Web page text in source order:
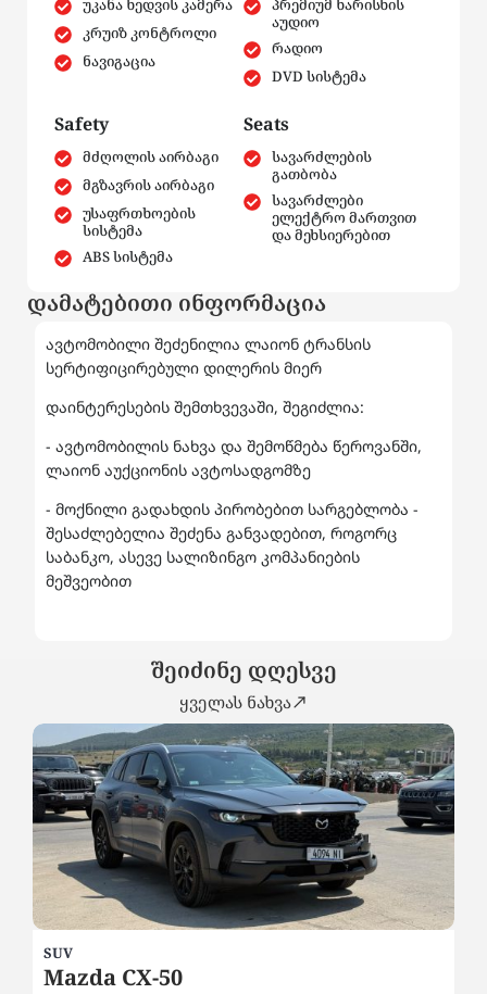
უკანა ხედვის კამერა
კრუიზ კონტროლი
ნავიგაცია
პრემიუმ ხარისხის
აუდიო
რადიო
DVD სისტემა
Safety
მძღოლის აირბაგი
მგზავრის აირბაგი
უსაფრთხოების
სისტემა
ABS სისტემა
Seats
სავარძლების
გათბობა
სავარძლები
ელექტრო მართვით
და მეხსიერებით
დამატებითი ინფორმაცია
ავტომობილი შეძენილია ლაიონ ტრანსის
სერტიფიცირებული დილერის მიერ
დაინტერესების შემთხვევაში, შეგიძლია:
- ავტომობილის ნახვა და შემოწმება წეროვანში,
ლაიონ აუქციონის ავტოსადგომზე
- მოქნილი გადახდის პირობებით სარგებლობა -
შესაძლებელია შეძენა განვადებით, როგორც
საბანკო, ასევე სალიზინგო კომპანიების
მეშვეობით
შეიძინე დღესვე
ყველას ნახვა
SUV
Mazda CX-50